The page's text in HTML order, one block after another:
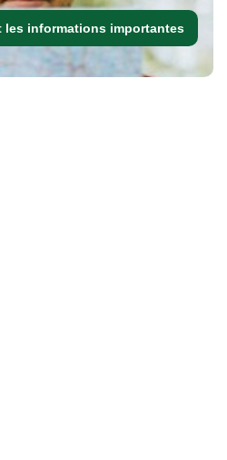
les informations importantes